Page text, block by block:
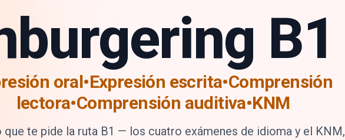
B1
oral•Expresión escrita•Comprensión
lectora•Comprensión auditiva•KNM
que te pide la ruta B1 — los cuatro exámenes de idioma y el KNM,